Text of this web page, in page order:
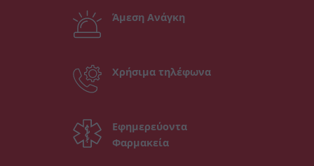
Άμεση Ανάγκη
Χρήσιμα τηλέφωνα
Εφημερεύοντα
Φαρμακεία